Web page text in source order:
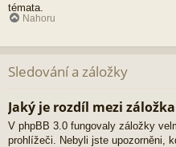
témata.
Nahoru
Sledování a záložky
Jaký je rozdíl mezi
V phpBB 3.0 fungovaly záložky
prohlížeči. Nebyli jste upozorněni,